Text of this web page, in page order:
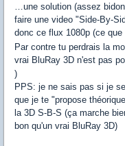
…une solution (assez
faire une video "Side-By-
donc ce flux 1080p (ce
Par contre tu perdrais la
vrai BluRay 3D n'est pas
)
PPS: je ne sais pas si je
que je te "propose
la 3D S-B-S (ça marche
bon qu'un vrai BluRay 3D)